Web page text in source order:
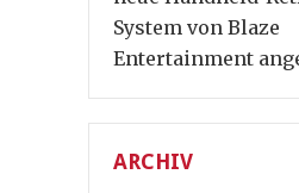
System von Blaze
Entertainment
ARCHIV